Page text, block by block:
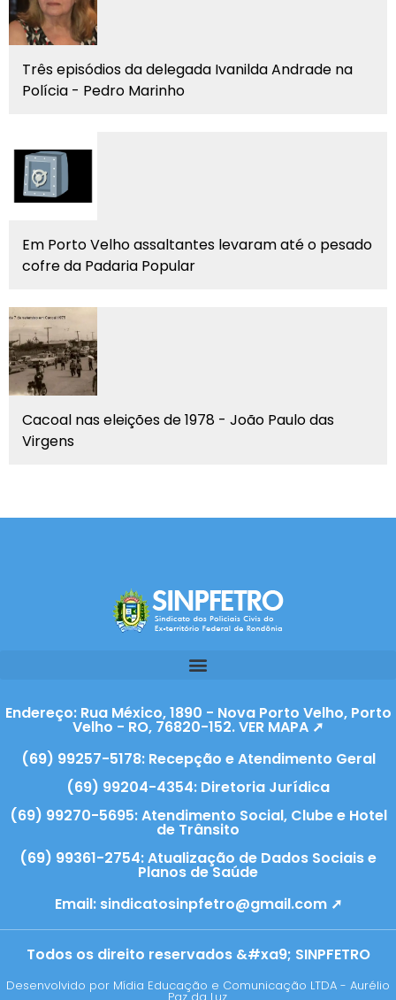
Três episódios da delegada Ivanilda Andrade na
Polícia - Pedro Marinho
Em Porto Velho assaltantes levaram até o pesado
cofre da Padaria Popular
Cacoal nas eleições de 1978 - João Paulo das
Virgens
Endereço: Rua México, 1890 - Nova Porto Velho, Porto
Velho - RO, 76820-152. VER MAPA ➚
(69) 99257-5178: Recepção e Atendimento Geral
(69) 99204-4354: Diretoria Jurídica
(69) 99270-5695: Atendimento Social, Clube e Hotel
de Trânsito
(69) 99361-2754: Atualização de Dados Sociais e
Planos de Saúde
Email: sindicatosinpfetro@gmail.com ➚
Todos os direito reservados &#xa9; SINPFETRO
Desenvolvido por Mídia Educação e Comunicação LTDA - Aurélio